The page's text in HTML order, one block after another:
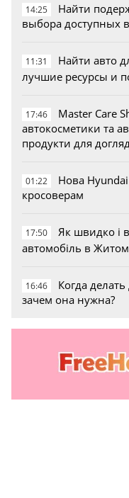
14:25
Найти
выбора доступных
11:31
Найти авто
лучшие ресурсы и
17:46
Master Care
автокосметики та
продукти для
01:22
Нова
кросоверам
17:50
Як швидко і
автомобіль в
16:46
Когда
зачем она нужна?